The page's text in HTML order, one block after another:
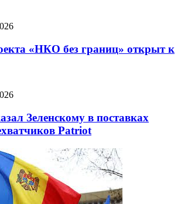
«НКО без границ» открыт к
Зеленскому в поставках
Patriot